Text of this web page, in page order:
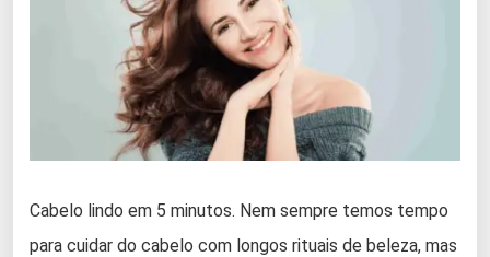
Cabelo lindo em 5 minutos. Nem sempre temos tempo
para cuidar do cabelo com longos rituais de beleza, mas